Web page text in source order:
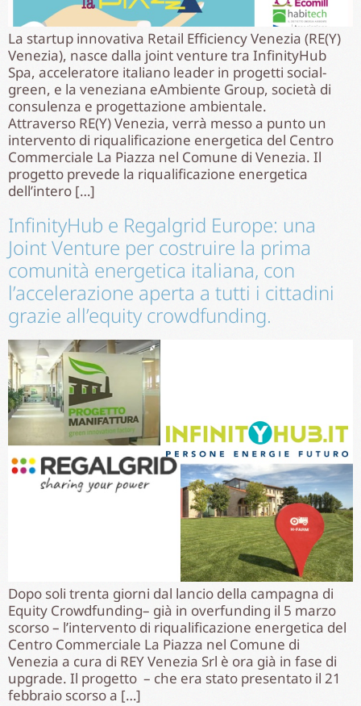
La startup innovativa Retail Efficiency Venezia (RE(Y)
Venezia), nasce dalla joint venture tra InfinityHub
Spa, acceleratore italiano leader in progetti social-
green, e la veneziana eAmbiente Group, società di
consulenza e progettazione ambientale.
Attraverso RE(Y) Venezia, verrà messo a punto un
intervento di riqualificazione energetica del Centro
Commerciale La Piazza nel Comune di Venezia. Il
progetto prevede la riqualificazione energetica
dell’intero […]
InfinityHub e Regalgrid Europe: una
Joint Venture per costruire la prima
comunità energetica italiana, con
l’accelerazione aperta a tutti i cittadini
grazie all’equity crowdfunding.
Dopo soli trenta giorni dal lancio della campagna di
Equity Crowdfunding– già in overfunding il 5 marzo
scorso – l’intervento di riqualificazione energetica del
Centro Commerciale La Piazza nel Comune di
Venezia a cura di REY Venezia Srl è ora già in fase di
upgrade. Il progetto – che era stato presentato il 21
febbraio scorso a […]